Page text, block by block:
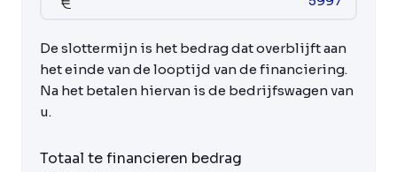
De slottermijn is het bedrag dat overblijft aan
het einde van de looptijd van de financiering.
Na het betalen hiervan is de bedrijfswagen van
u.
Totaal te financieren bedrag